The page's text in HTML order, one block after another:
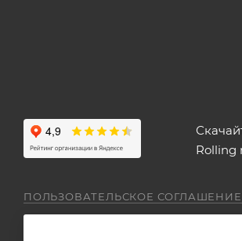
Rolling
ПОЛЬЗОВАТЕЛЬСКОЕ СОГЛАШЕНИЕ